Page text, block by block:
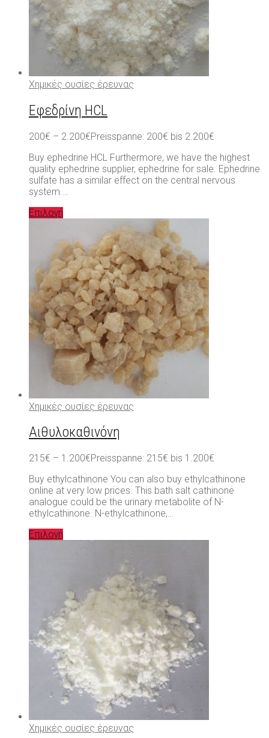
Χημικές ουσίες έρευνας
Εφεδρίνη HCL
200€ – 2.200€Preisspanne: 200€ bis 2.200€
Buy ephedrine HCL Furthermore, we have the highest
quality ephedrine supplier, ephedrine for sale. Ephedrine
sulfate has a similar effect on the central nervous
system.…
Επιλογή
Χημικές ουσίες έρευνας
Αιθυλοκαθινόνη
215€ – 1.200€Preisspanne: 215€ bis 1.200€
Buy ethylcathinone You can also buy ethylcathinone
online at very low prices. This bath salt cathinone
analogue could be the urinary metabolite of N-
ethylcathinone. N-ethylcathinone,…
Επιλογή
Χημικές ουσίες έρευνας